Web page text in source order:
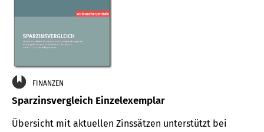
FINANZEN
Sparzinsvergleich Einzelexemplar
Übersicht mit aktuellen Zinssätzen unterstützt bei